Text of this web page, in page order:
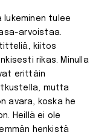
lukeminen tulee
arvoistaa.
titteliä, kiitos
rikas. Minulla
erittäin
mutta
avara, koska he
Heillä ei ole
henkistä